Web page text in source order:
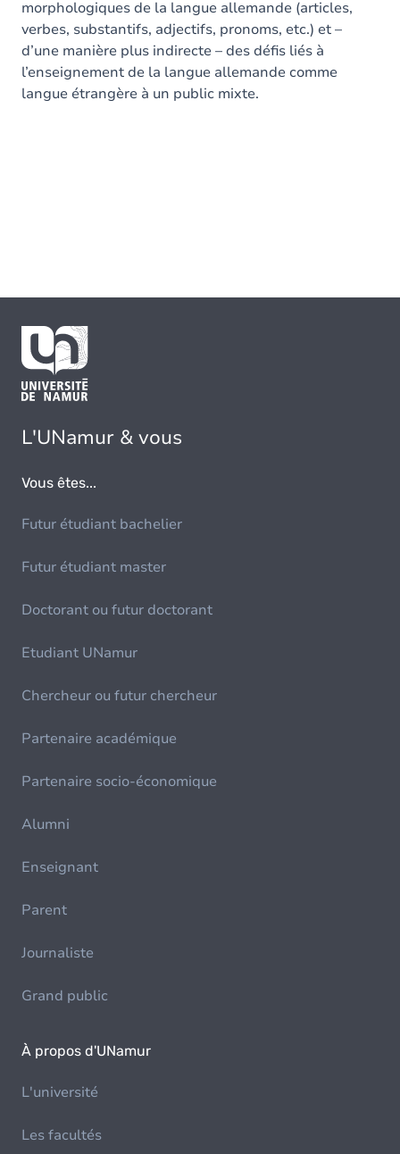
morphologiques de la langue allemande (articles,
verbes, substantifs, adjectifs, pronoms, etc.) et –
d’une manière plus indirecte – des défis liés à
l’enseignement de la langue allemande comme
langue étrangère à un public mixte.
L'UNamur & vous
Vous êtes...
Futur étudiant bachelier
Futur étudiant master
Doctorant ou futur doctorant
Etudiant UNamur
Chercheur ou futur chercheur
Partenaire académique
Partenaire socio-économique
Alumni
Enseignant
Parent
Journaliste
Grand public
À propos d'UNamur
L'université
Les facultés